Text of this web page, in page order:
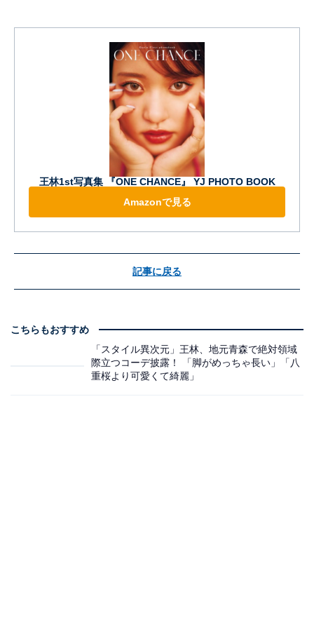
王林1st写真集 『ONE CHANCE』 YJ PHOTO BOOK
Amazonで見る
記事に戻る
こちらもおすすめ
「スタイル異次元」王林、地元青森で絶対領域
際立つコーデ披露！ 「脚がめっちゃ長い」「八
重桜より可愛くて綺麗」